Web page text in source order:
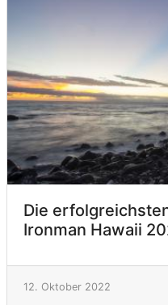
Die
Ironman Hawaii
12. Oktober 2022